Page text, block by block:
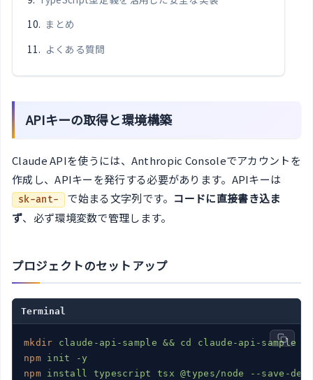
まとめ
よくある質問
APIキーの取得と環境構築
Claude APIを使うには、Anthropic Consoleでアカウントを
作成し、APIキーを発行する必要があります。APIキーは
sk-ant- で始まる文字列です。 コードに直接書き込ま
ず、必ず環境変数で管理します。
プロジェクトのセットアップ
Terminal
mkdir
claude-api-sample && cd claude-api-sample
npm
init -y
npm
install typescript tsx @types/node --save-dev